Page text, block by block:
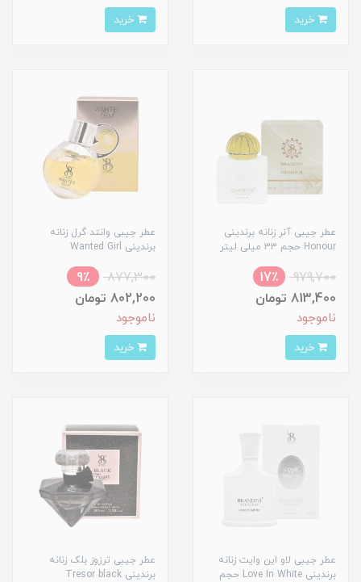
عطر جیبی آنر زنانه برندینی
Honour حجم 33 میلی لیتر
979,700
17٪
813,400 تومان
ناموجود
عطر جیبی وانتد گرل زنانه
برندینی Wanted Girl
877,300
9٪
802,200 تومان
ناموجود
عطر جیبی لاو این وایت زنانه
برندینی Love In White حجم
عطر جیبی ترزوز بلک زنانه
برندینی Tresor black